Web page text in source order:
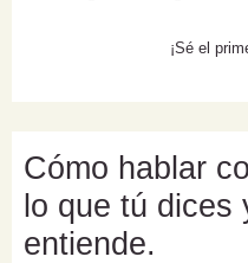
¡Sé el
Cómo hablar
lo que tú dices
entiende.